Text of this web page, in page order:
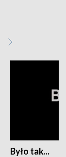
Było tak...